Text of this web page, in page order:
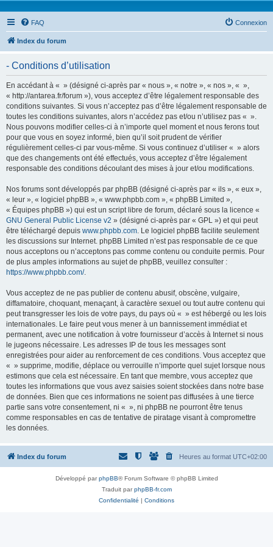
FAQ Connexion
Index du forum
- Conditions d’utilisation
En accédant à « » (désigné ci-après par « nous », « notre », « nos », « »,
« http://antarea.fr/forum »), vous acceptez d’être légalement responsable des
conditions suivantes. Si vous n’acceptez pas d’être légalement responsable de
toutes les conditions suivantes, alors n’accédez pas et/ou n’utilisez pas « ».
Nous pouvons modifier celles-ci à n’importe quel moment et nous ferons tout
pour que vous en soyez informé, bien qu’il soit prudent de vérifier
régulièrement celles-ci par vous-même. Si vous continuez d’utiliser « » alors
que des changements ont été effectués, vous acceptez d’être légalement
responsable des conditions découlant des mises à jour et/ou modifications.
Nos forums sont développés par phpBB (désigné ci-après par « ils », « eux »,
« leur », « logiciel phpBB », « www.phpbb.com », « phpBB Limited »,
« Équipes phpBB ») qui est un script libre de forum, déclaré sous la licence «
GNU General Public License v2 » (désigné ci-après par « GPL ») et qui peut
être téléchargé depuis www.phpbb.com. Le logiciel phpBB facilite seulement
les discussions sur Internet. phpBB Limited n’est pas responsable de ce que
nous acceptons ou n’acceptons pas comme contenu ou conduite permis. Pour
de plus amples informations au sujet de phpBB, veuillez consulter :
https://www.phpbb.com/.
Vous acceptez de ne pas publier de contenu abusif, obscène, vulgaire,
diffamatoire, choquant, menaçant, à caractère sexuel ou tout autre contenu qui
peut transgresser les lois de votre pays, du pays où « » est hébergé ou les lois
internationales. Le faire peut vous mener à un bannissement immédiat et
permanent, avec une notification à votre fournisseur d’accès à Internet si nous
le jugeons nécessaire. Les adresses IP de tous les messages sont
enregistrées pour aider au renforcement de ces conditions. Vous acceptez que
« » supprime, modifie, déplace ou verrouille n’importe quel sujet lorsque nous
estimons que cela est nécessaire. En tant que membre, vous acceptez que
toutes les informations que vous avez saisies soient stockées dans notre base
de données. Bien que ces informations ne soient pas diffusées à une tierce
partie sans votre consentement, ni « », ni phpBB ne pourront être tenus
comme responsables en cas de tentative de piratage visant à compromettre
les données.
Index du forum Heures au format UTC+02:00
Développé parphpBB® Forum Software © phpBB Limited
Traduit parphpBB-fr.com
Confidentialité | Conditions